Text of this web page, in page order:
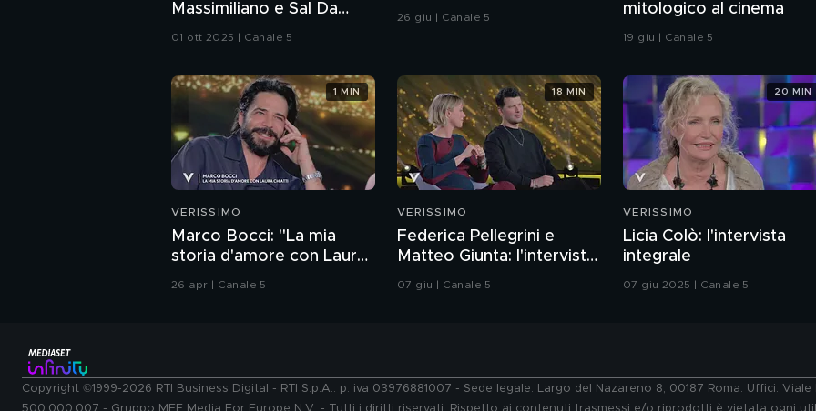
Massimiliano e Sal Da
Vinci in "Cercami"
01 ott 2025 | Canale 5
26 giu | Canale 5
mitologico al cinema
19 giu | Canale 5
VERISSIMO
Marco Bocci: "La mia
storia d'amore con Laura
Chiatti"
26 apr | Canale 5
1 MIN
VERISSIMO
Federica Pellegrini e
Matteo Giunta: l'intervista
integrale
07 giu | Canale 5
18 MIN
VERISSIMO
Licia Colò: l'intervista
integrale
07 giu 2025 | Canale 5
20 MIN
Copyright ©1999-2026 RTI Business Digital - RTI S.p.A.: p. iva 03976881007 - Sede legale: Largo del Nazareno 8, 00187 Roma. Uffici: